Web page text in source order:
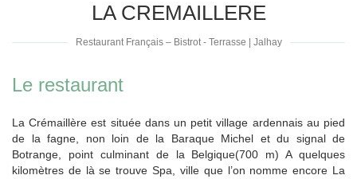
LA CREMAILLERE
Restaurant Français – Bistrot - Terrasse Jalhay
Le restaurant
La Crémaillère est située dans un petit village ardennais au pied
de la fagne, non loin de la Baraque Michel et du signal de
Botrange, point culminant de la Belgique(700 m) A quelques
kilomètres de là se trouve Spa, ville que l’on nomme encore La